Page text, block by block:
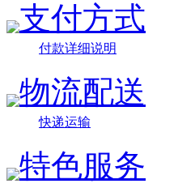
支付方式
付款详细说明
物流配送
快递运输
特色服务